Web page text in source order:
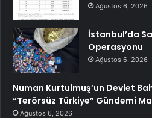
Ağustos 6, 2026
İstanbul’da
Operasyonu
Ağustos 6, 2026
Numan Kurtulmuş’un Devlet
“Terörsüz Türkiye” Gündemi
Ağustos 6, 2026